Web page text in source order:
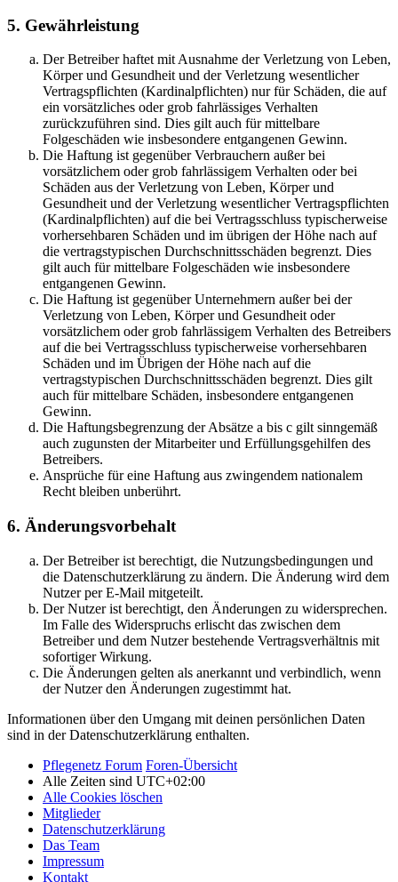
5. Gewährleistung
Der Betreiber haftet mit Ausnahme der Verletzung von Leben,
Körper und Gesundheit und der Verletzung wesentlicher
Vertragspflichten (Kardinalpflichten) nur für Schäden, die auf
ein vorsätzliches oder grob fahrlässiges Verhalten
zurückzuführen sind. Dies gilt auch für mittelbare
Folgeschäden wie insbesondere entgangenen Gewinn.
Die Haftung ist gegenüber Verbrauchern außer bei
vorsätzlichem oder grob fahrlässigem Verhalten oder bei
Schäden aus der Verletzung von Leben, Körper und
Gesundheit und der Verletzung wesentlicher Vertragspflichten
(Kardinalpflichten) auf die bei Vertragsschluss typischerweise
vorhersehbaren Schäden und im übrigen der Höhe nach auf
die vertragstypischen Durchschnittsschäden begrenzt. Dies
gilt auch für mittelbare Folgeschäden wie insbesondere
entgangenen Gewinn.
Die Haftung ist gegenüber Unternehmern außer bei der
Verletzung von Leben, Körper und Gesundheit oder
vorsätzlichem oder grob fahrlässigem Verhalten des Betreibers
auf die bei Vertragsschluss typischerweise vorhersehbaren
Schäden und im Übrigen der Höhe nach auf die
vertragstypischen Durchschnittsschäden begrenzt. Dies gilt
auch für mittelbare Schäden, insbesondere entgangenen
Gewinn.
Die Haftungsbegrenzung der Absätze a bis c gilt sinngemäß
auch zugunsten der Mitarbeiter und Erfüllungsgehilfen des
Betreibers.
Ansprüche für eine Haftung aus zwingendem nationalem
Recht bleiben unberührt.
6. Änderungsvorbehalt
Der Betreiber ist berechtigt, die Nutzungsbedingungen und
die Datenschutzerklärung zu ändern. Die Änderung wird dem
Nutzer per E-Mail mitgeteilt.
Der Nutzer ist berechtigt, den Änderungen zu widersprechen.
Im Falle des Widerspruchs erlischt das zwischen dem
Betreiber und dem Nutzer bestehende Vertragsverhältnis mit
sofortiger Wirkung.
Die Änderungen gelten als anerkannt und verbindlich, wenn
der Nutzer den Änderungen zugestimmt hat.
Informationen über den Umgang mit deinen persönlichen Daten
sind in der Datenschutzerklärung enthalten.
Pflegenetz Forum Foren-Übersicht
Alle Zeiten sind UTC+02:00
Alle Cookies löschen
Mitglieder
Datenschutzerklärung
Das Team
Impressum
Kontakt